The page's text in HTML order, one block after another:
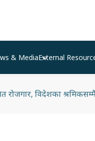
& MediaExternal
रोजगार, विदेशका